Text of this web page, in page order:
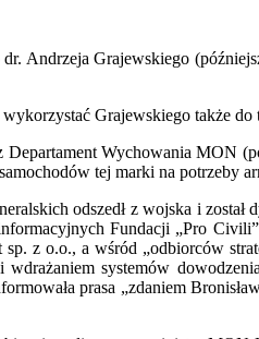
Andrzeja Grajewskiego
Grajewskiego także
Wychowania MON
tej marki na potrzeby
odszedł z wojska i
Fundacji „Pro
z o.o., a wśród „odbiorców
systemów
prasa „zdaniem